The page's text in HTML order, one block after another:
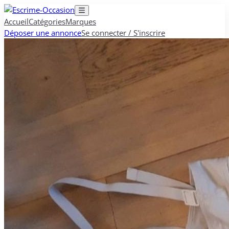
AccueilCatégoriesMarques
Déposer une annonceSe connecter / S'inscrire